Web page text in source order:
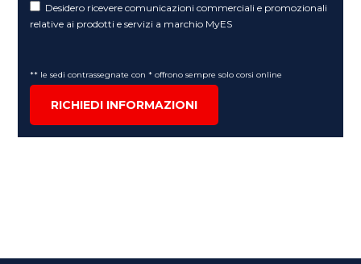
Desidero ricevere comunicazioni commerciali e promozionali
relative ai prodotti e servizi a marchio MyES
** le sedi contrassegnate con * offrono sempre solo corsi online
RICHIEDI INFORMAZIONI